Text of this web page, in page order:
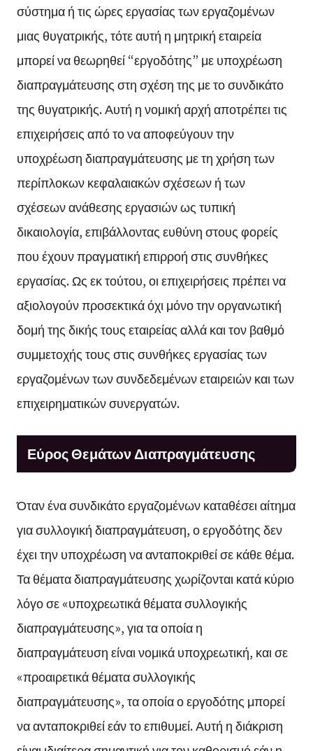
σύστημα ή τις ώρες εργασίας των εργαζομένων
μιας θυγατρικής, τότε αυτή η μητρική εταιρεία
μπορεί να θεωρηθεί “εργοδότης” με υποχρέωση
διαπραγμάτευσης στη σχέση της με το συνδικάτο
της θυγατρικής. Αυτή η νομική αρχή αποτρέπει τις
επιχειρήσεις από το να αποφεύγουν την
υποχρέωση διαπραγμάτευσης με τη χρήση των
περίπλοκων κεφαλαιακών σχέσεων ή των
σχέσεων ανάθεσης εργασιών ως τυπική
δικαιολογία, επιβάλλοντας ευθύνη στους φορείς
που έχουν πραγματική επιρροή στις συνθήκες
εργασίας. Ως εκ τούτου, οι επιχειρήσεις πρέπει να
αξιολογούν προσεκτικά όχι μόνο την οργανωτική
δομή της δικής τους εταιρείας αλλά και τον βαθμό
συμμετοχής τους στις συνθήκες εργασίας των
εργαζομένων των συνδεδεμένων εταιρειών και των
επιχειρηματικών συνεργατών.
Εύρος Θεμάτων Διαπραγμάτευσης
Όταν ένα συνδικάτο εργαζομένων καταθέσει αίτημα
για συλλογική διαπραγμάτευση, ο εργοδότης δεν
έχει την υποχρέωση να ανταποκριθεί σε κάθε θέμα.
Τα θέματα διαπραγμάτευσης χωρίζονται κατά κύριο
λόγο σε «υποχρεωτικά θέματα συλλογικής
διαπραγμάτευσης», για τα οποία η
διαπραγμάτευση είναι νομικά υποχρεωτική, και σε
«προαιρετικά θέματα συλλογικής
διαπραγμάτευσης», τα οποία ο εργοδότης μπορεί
να ανταποκριθεί εάν το επιθυμεί. Αυτή η διάκριση